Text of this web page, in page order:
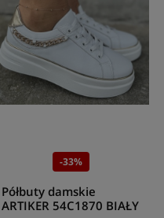
-33%
Półbuty damskie
ARTIKER 54C1870 BIAŁY